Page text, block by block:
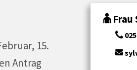
15.
Antrag